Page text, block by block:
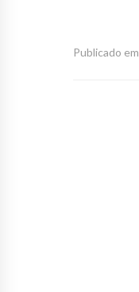
Publicado em